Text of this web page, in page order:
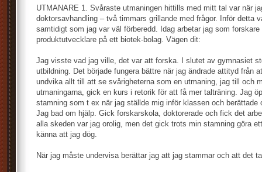
UTMANARE 1. Svåraste utmaningen hittills med mitt tal var när
doktorsavhandling – två timmars grillande med frågor. Inför detta
samtidigt som jag var väl förberedd. Idag arbetar jag som forskare
produktutvecklare på ett biotek-bolag. Vägen dit:
Jag visste vad jag ville, det var att forska. I slutet av gymnasiet
utbildning. Det började fungera bättre när jag ändrade attityd från
undvika allt till att se svårigheterna som en utmaning, jag till och
utmaningarna, gick en kurs i retorik för att få mer talträning. Jag
stamning som t ex när jag ställde mig inför klassen och berättade
Jag bad om hjälp. Gick forskarskola, doktorerade och fick det
alla skeden var jag orolig, men det gick trots min stamning göra
känna att jag dög.
När jag måste undervisa berättar jag att jag stammar och att det